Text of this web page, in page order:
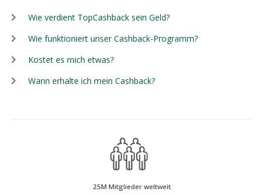
Wie verdient TopCashback sein Geld?
Wie funktioniert unser Cashback-Programm?
Kostet es mich etwas?
Wann erhalte ich mein Cashback?
25M Mitglieder weltweit